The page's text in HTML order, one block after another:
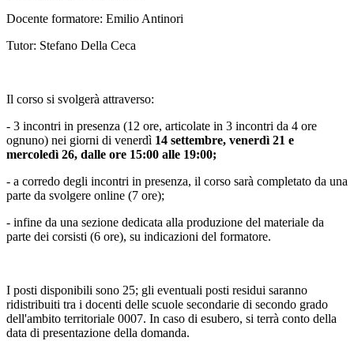
Docente formatore: Emilio Antinori
Tutor: Stefano Della Ceca
Il corso si svolgerà attraverso:
- 3 incontri in presenza (12 ore, articolate in 3 incontri da 4 ore
ognuno) nei giorni di venerdì 14 settembre, venerdì 21 e
mercoledì 26, dalle ore 15:00 alle 19:00;
- a corredo degli incontri in presenza, il corso sarà completato da una
parte da svolgere online (7 ore);
- infine da una sezione dedicata alla produzione del materiale da
parte dei corsisti (6 ore), su indicazioni del formatore.
I posti disponibili sono 25; gli eventuali posti residui saranno
ridistribuiti tra i docenti delle scuole secondarie di secondo grado
dell'ambito territoriale 0007. In caso di esubero, si terrà conto della
data di presentazione della domanda.